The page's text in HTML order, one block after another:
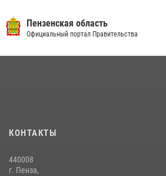
Интервью с сотрудником службы ОМОН: как
службе
Пучков посетил 55-й Всероссийский
11 июля 2026, 10:00
Пензенская область
Официальный портал Правительства
КОНТАКТЫ
440008
г. Пенза,